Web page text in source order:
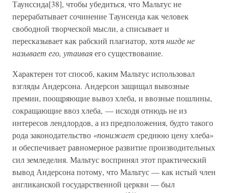
Таунсснда[38], чтобы убедиться, что Мальтус не
перерабатывает сочинение Таунсенда как человек
свободной творческой мысли, а списывает и
пересказывает как рабский плагиатор, хотянигде не
называет его, утаиваяего существование.
Характерен тот способ, каким Мальтус использовал
взгляды Андерсона. Андерсон защищал вывозные
премии, поощряющие вывоз хлеба, и ввозные пошлины,
сокращающие ввоз хлеба, — исходя отнюдь не из
интересов лендлордов, а из предположения, будто такого
рода законодательство «понижает среднюю цену хлеба»
и обеспечивает равномерное развитие производительных
сил земледелия. Мальтус воспринял этот практический
вывод Андерсона потому, что Мальтус — как истый член
англиканской государственной церкви — был